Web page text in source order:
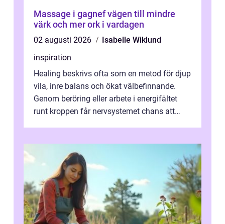
Massage i gagnef vägen till mindre
värk och mer ork i vardagen
02 augusti 2026
Isabelle Wiklund
inspiration
Healing beskrivs ofta som en metod för djup
vila, inre balans och ökat välbefinnande.
Genom beröring eller arbete i energifältet
runt kroppen får nervsystemet chans att